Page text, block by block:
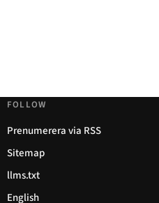
FOLLOW
Prenumerera via RSS
Sitemap
llms.txt
English